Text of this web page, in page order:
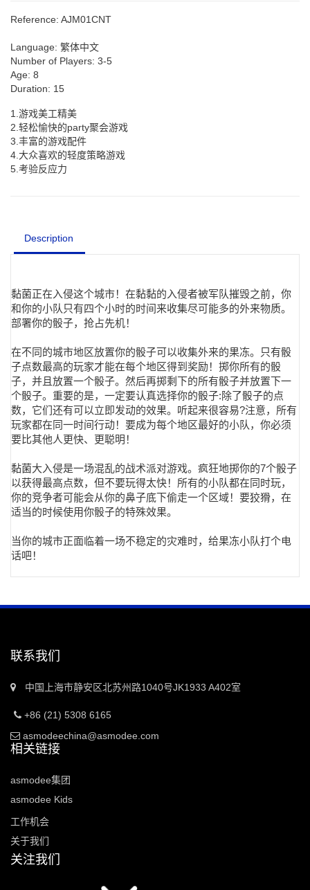
Reference: AJM01CNT
Language: 繁体中文
Number of Players: 3-5
Age: 8
Duration: 15
1.游戏美工精美
2.轻松愉快的party聚会游戏
3.丰富的游戏配件
4.大众喜欢的轻度策略游戏
5.考验反应力
Description
黏菌正在入侵这个城市！在黏黏的入侵者被军队摧毁之前，你
和你的小队只有四个小时的时间来收集尽可能多的外来物质。
部署你的骰子，抢占先机！
在不同的城市地区放置你的骰子可以收集外来的果冻。只有骰
子点数最高的玩家才能在每个地区得到奖励！掷你所有的骰
子，并且放置一个骰子。然后再掷剩下的所有骰子并放置下一
个骰子。重要的是，一定要认真选择你的骰子:除了骰子的点
数，它们还有可以立即发动的效果。听起来很容易?注意，所有
玩家都在同一时间行动！要成为每个地区最好的小队，你必须
要比其他人更快、更聪明！
黏菌大入侵是一场混乱的战术派对游戏。疯狂地掷你的7个骰子
以获得最高点数，但不要玩得太快！所有的小队都在同时玩，
你的竞争者可能会从你的鼻子底下偷走一个区域！要狡猾，在
适当的时候使用你骰子的特殊效果。
当你的城市正面临着一场不稳定的灾难时，给果冻小队打个电
话吧！
联系我们
中国上海市静安区北苏州路1040号JK1933 A402室
+86 (21) 5308 6165
asmodeechina@asmodee.com
相关链接
asmodee集团
asmodee Kids
工作机会
关于我们
关注我们